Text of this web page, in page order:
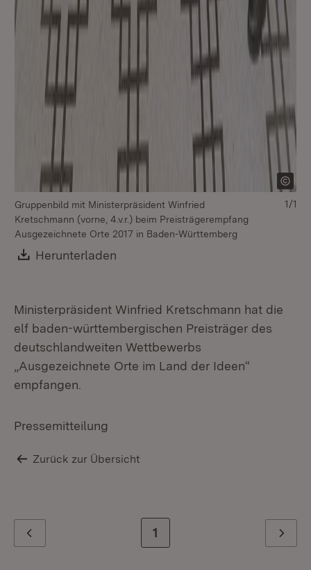
Gruppenbild mit Ministerpräsident Winfried
Kretschmann (vorne, 4.v.r.) beim Preisträgerempfang
Ausgezeichnete Orte 2017 in Baden-Württemberg
Download:
Herunterladen
1/1
Ministerpräsident Winfried Kretschmann hat die
elf baden-württembergischen Preisträger des
deutschlandweiten Wettbewerbs
„Ausgezeichnete Orte im Land der Ideen“
empfangen.
Pressemitteilung
Zurück zur Übersicht
Zur letzten Seite
1 Weiter